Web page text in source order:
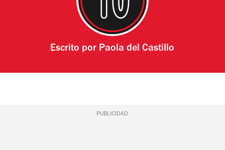
Escrito por Paola del Castillo
PUBLICIDAD